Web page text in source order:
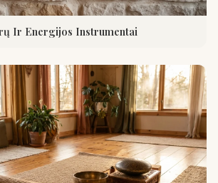
Ir Energijos Instrumentai